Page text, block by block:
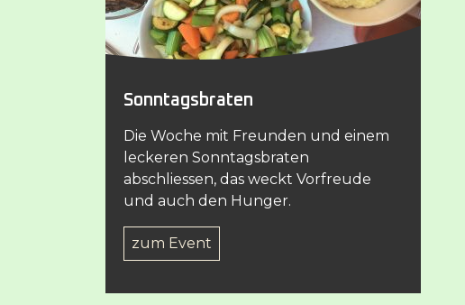
Sonntagsbraten
Die Woche mit Freunden und einem
leckeren Sonntagsbraten
abschliessen, das weckt Vorfreude
und auch den Hunger.
zum Event